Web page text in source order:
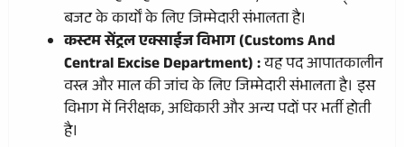
बजट के कार्यों के लिए जिम्मेदारी संभालता है।
कस्टम सेंट्रल एक्साईज विभाग (Customs And
Central Excise Department) :यह पद आपातकालीन
वस्त्र और माल की जांच के लिए जिम्मेदारी संभालता है। इस
विभाग में निरीक्षक, अधिकारी और अन्य पदों पर भर्ती होती
है।